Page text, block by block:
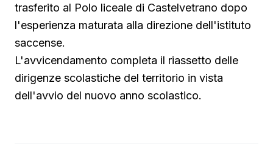
trasferito al Polo liceale di Castelvetrano dopo
l'esperienza maturata alla direzione dell'istituto
saccense.
L'avvicendamento completa il riassetto delle
dirigenze scolastiche del territorio in vista
dell'avvio del nuovo anno scolastico.